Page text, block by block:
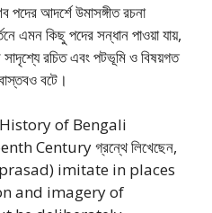
আদর্শে উমাসঙ্গীত রচনা
এমন কিছু পদের সন্ধান পাওয়া যায়,
সাদৃশ্যে রচিত এবং পটভূমি ও বিষয়গত
বটে।
History of Bengali
Century গ্রন্থে লিখেছেন,
imitate in places
and imagery of